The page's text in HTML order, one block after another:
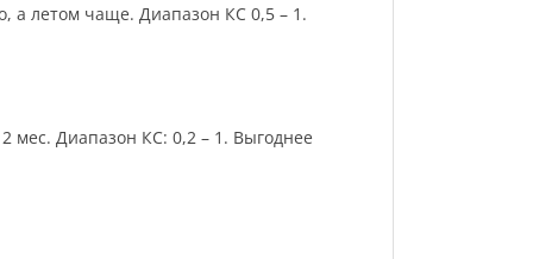
а летом чаще. Диапазон КС 0,5 – 1.
мес. Диапазон КС: 0,2 – 1. Выгоднее